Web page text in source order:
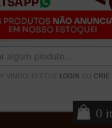
VINDO! EFETUE LOGIN CRIE
0